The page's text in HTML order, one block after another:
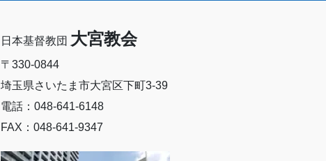
日本基督教団 大宮教会
〒330-0844
埼玉県さいたま市大宮区下町3-39
電話：048-641-6148
FAX：048-641-9347